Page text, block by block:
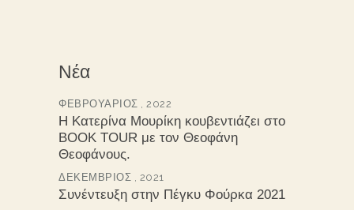
Νέα
ΦΕΒΡΟΥΆΡΙΟΣ , 2022
Η Κατερίνα Μουρίκη κουβεντιάζει στο
BOOK TOUR με τον Θεοφάνη
Θεοφάνους.
ΔΕΚΈΜΒΡΙΟΣ , 2021
Συνέντευξη στην Πέγκυ Φούρκα 2021